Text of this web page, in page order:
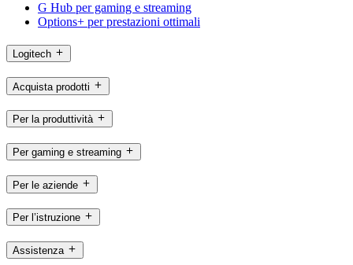
G Hub per gaming e streaming
Options+ per prestazioni ottimali
Logitech
Acquista prodotti
Per la produttività
Per gaming e streaming
Per le aziende
Per l’istruzione
Assistenza